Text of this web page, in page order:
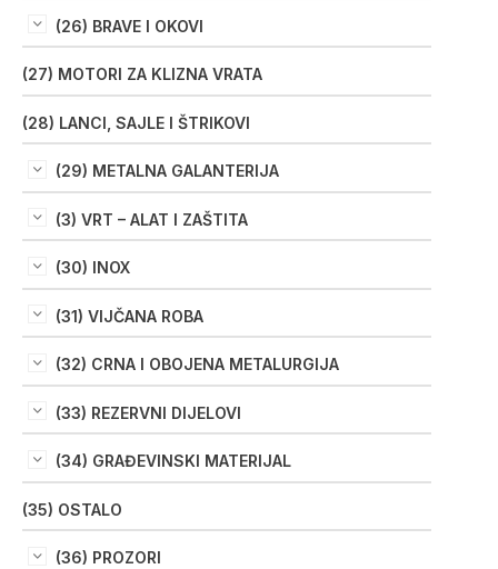
(26) BRAVE I OKOVI
(27) MOTORI ZA KLIZNA VRATA
(28) LANCI, SAJLE I ŠTRIKOVI
(29) METALNA GALANTERIJA
(3) VRT – ALAT I ZAŠTITA
(30) INOX
(31) VIJČANA ROBA
(32) CRNA I OBOJENA METALURGIJA
(33) REZERVNI DIJELOVI
(34) GRAĐEVINSKI MATERIJAL
(35) OSTALO
(36) PROZORI